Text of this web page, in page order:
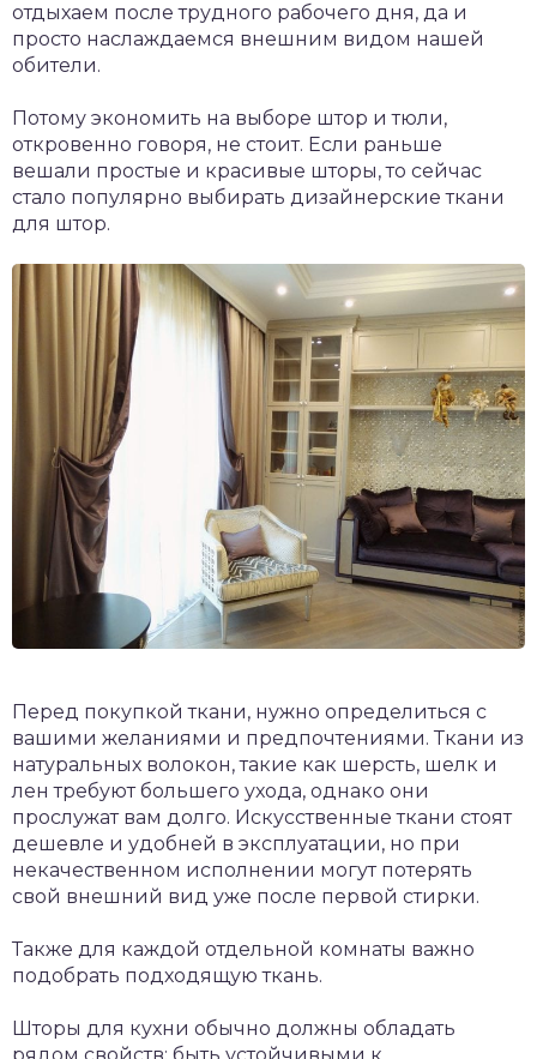
отдыхаем после трудного рабочего дня, да и
просто наслаждаемся внешним видом нашей
обители.
Потому экономить на выборе штор и тюли,
откровенно говоря, не стоит. Если раньше
вешали простые и красивые шторы, то сейчас
стало популярно выбирать дизайнерские ткани
для штор.
Перед покупкой ткани, нужно определиться с
вашими желаниями и предпочтениями. Ткани из
натуральных волокон, такие как шерсть, шелк и
лен требуют большего ухода, однако они
прослужат вам долго. Искусственные ткани стоят
дешевле и удобней в эксплуатации, но при
некачественном исполнении могут потерять
свой внешний вид уже после первой стирки.
Также для каждой отдельной комнаты важно
подобрать подходящую ткань.
Шторы для кухни обычно должны обладать